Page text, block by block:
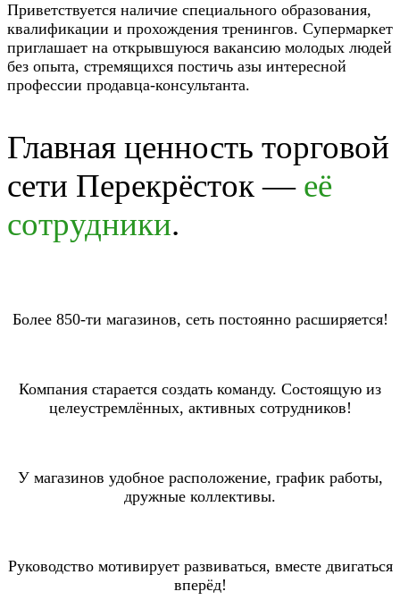
Приветствуется наличие специального образования,
квалификации и прохождения тренингов. Супермаркет
приглашает на открывшуюся вакансию молодых людей
без опыта, стремящихся постичь азы интересной
профессии продавца-консультанта.
Главная ценность торговой
сети Перекрёсток — её
сотрудники.
Более 850-ти магазинов, сеть постоянно расширяется!
Компания старается создать команду. Состоящую из
целеустремлённых, активных сотрудников!
У магазинов удобное расположение, график работы,
дружные коллективы.
Руководство мотивирует развиваться, вместе двигаться
вперёд!